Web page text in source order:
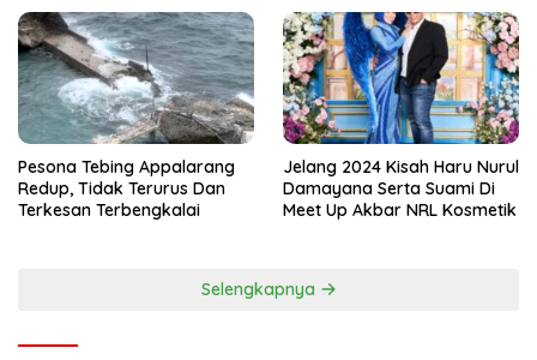
Pesona Tebing Appalarang
Redup, Tidak Terurus Dan
Terkesan Terbengkalai
Jelang 2024 Kisah Haru Nurul
Damayana Serta Suami Di
Meet Up Akbar NRL Kosmetik
Selengkapnya